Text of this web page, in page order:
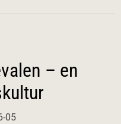
– en
05